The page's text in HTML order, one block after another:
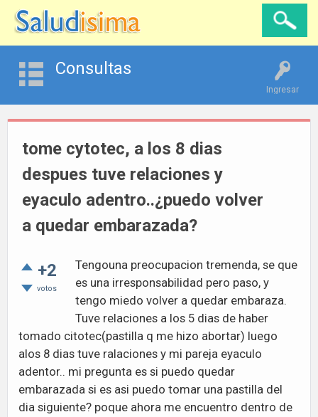
Ingresar
Consultas
tome cytotec, a los 8 dias
despues tuve relaciones y
eyaculo adentro..¿puedo volver
a quedar embarazada?
+2
votos
Tengouna preocupacion tremenda, se que
es una irresponsabilidad pero paso, y
tengo miedo volver a quedar embaraza.
Tuve relaciones a los 5 dias de haber
tomado citotec(pastilla q me hizo abortar) luego
alos 8 dias tuve ralaciones y mi pareja eyaculo
adentor.. mi pregunta es si puedo quedar
embarazada si es asi puedo tomar una pastilla del
dia siguiente? poque ahora me encuentro dentro de